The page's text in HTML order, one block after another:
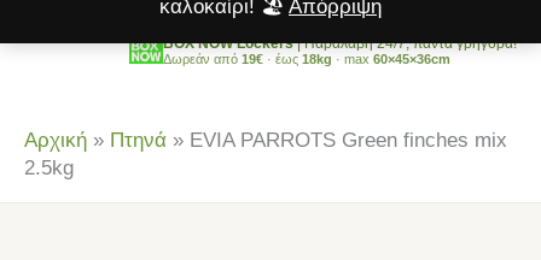
καλοκαίρι! 🏖️ Απόρριψη
BOX NOW Lockers| Παραλαβή 24/7, πάντα γρήγορα!
Δωρεάν από 19€ · έως 18kg · max 60×45×36cm
Αρχική » Πτηνά » EVIA PARROTS Green finches mix
2.5kg